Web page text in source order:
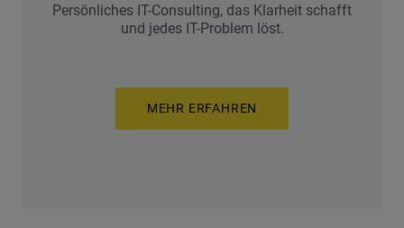
Persönliches IT-Consulting, das Klarheit schafft
und jedes IT-Problem löst.
MEHR ERFAHREN